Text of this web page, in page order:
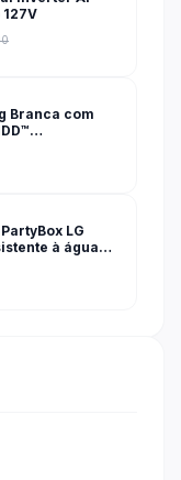
Branca com
LG
à água
e Iluminação